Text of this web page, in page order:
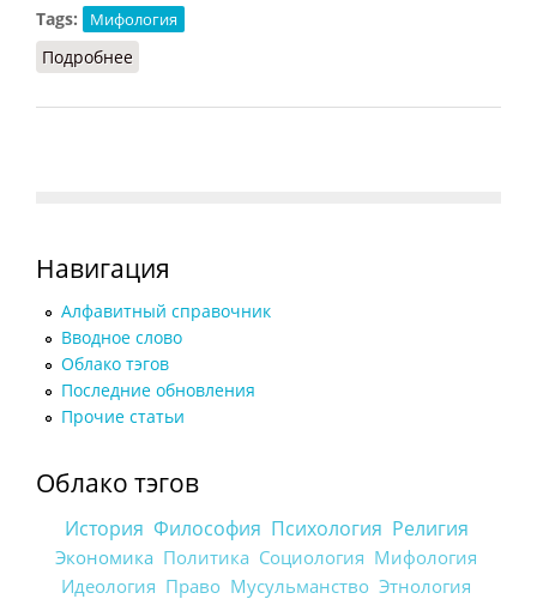
Tags:
Мифология
Подробнее
Навигация
Алфавитный справочник
Вводное слово
Облако тэгов
Последние обновления
Прочие статьи
Облако тэгов
История Философия Психология Религия
Экономика Политика Социология Мифология
Идеология Право Мусульманство Этнология